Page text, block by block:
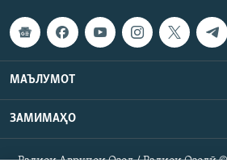
МАЪЛУМОТ
ЗАМИМАҲО
Радиои Аврупои Озод / Радиои Озодӣ